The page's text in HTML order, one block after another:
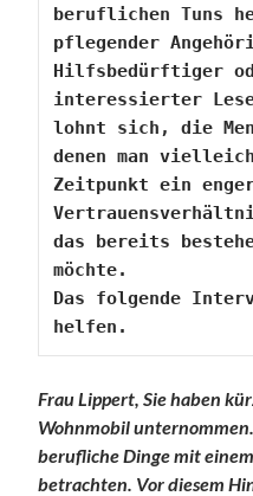
beruflichen Tuns
pflegender
Hilfsbedürftiger
interessierter
lohnt sich, die
denen man
Zeitpunkt ein
das bereits
möchte.
Das folgende
helfen.
Frau Lippert, Sie haben
Wohnmobil
berufliche Dinge mit
betrachten. Vor diesem